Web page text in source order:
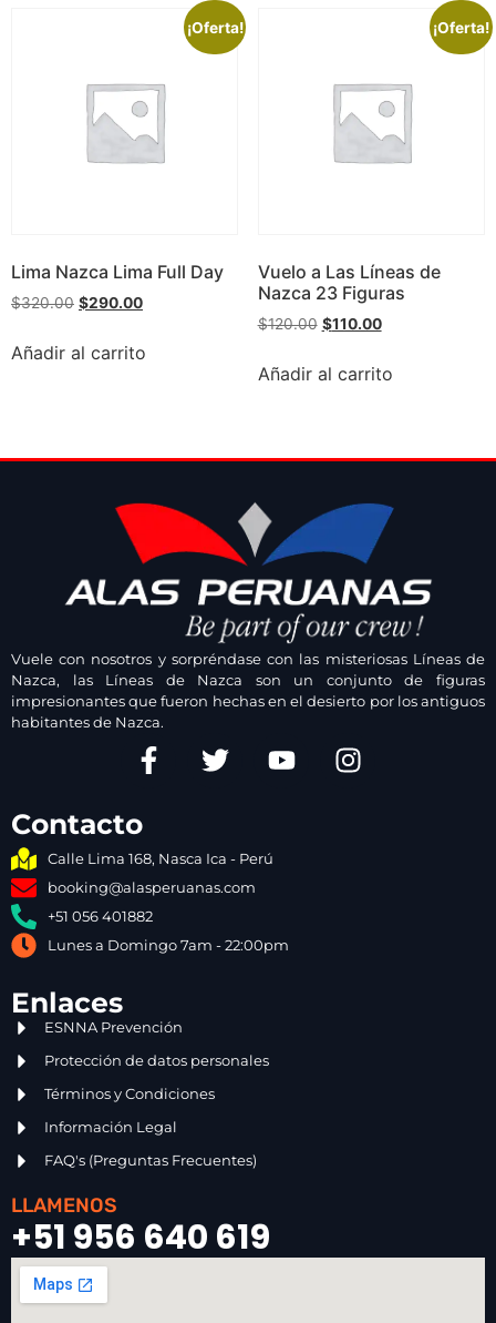
¡Oferta!
Lima Nazca Lima Full Day
$320.00 $290.00
Añadir al carrito
¡Oferta!
Vuelo a Las Líneas de
Nazca 23 Figuras
$120.00 $110.00
Añadir al carrito
Vuele con nosotros y sorpréndase con las misteriosas Líneas de
Nazca, las Líneas de Nazca son un conjunto de figuras
impresionantes que fueron hechas en el desierto por los antiguos
habitantes de Nazca.
Contacto
Calle Lima 168, Nasca Ica - Perú
booking@alasperuanas.com
+51 056 401882
Lunes a Domingo 7am - 22:00pm
Enlaces
ESNNA Prevención
Protección de datos personales
Términos y Condiciones
Información Legal
FAQ's (Preguntas Frecuentes)
LLAMENOS
+51 956 640 619